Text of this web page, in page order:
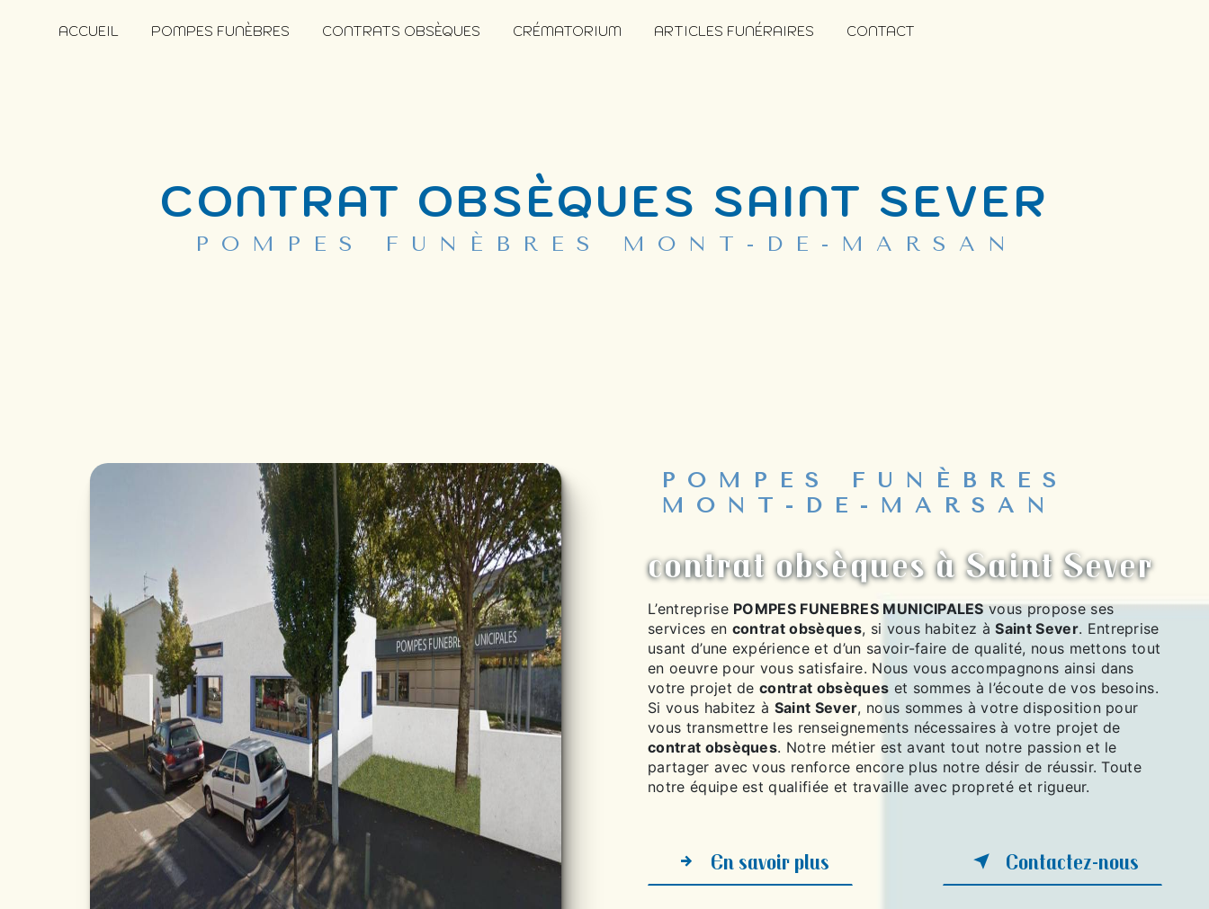
ACCUEIL POMPES FUNÈBRES CONTRATS OBSÈQUES CRÉMATORIUM ARTICLES FUNÉRAIRES CONTACT
CONTRAT OBSÈQUES SAINT SEVER
POMPES FUNÈBRES MONT-DE-MARSAN
POMPES FUNÈBRES
MONT-DE-MARSAN
contrat obsèques à Saint Sever
L’entreprise POMPES FUNEBRES MUNICIPALESvous propose ses
services en contrat obsèques, si vous habitez àSaint Sever. Entreprise
usant d’une expérience et d’un savoir-faire de qualité, nous mettons tout
en oeuvre pour vous satisfaire. Nous vous accompagnons ainsi dans
votre projet decontrat obsèques et sommes à l’écoute de vos besoins.
Si vous habitez à Saint Sever, nous sommes à votre disposition pour
vous transmettre les renseignements nécessaires à votre projet de
contrat obsèques. Notre métier est avant tout notre passion et le
partager avec vous renforce encore plus notre désir de réussir. Toute
notre équipe est qualifiée et travaille avec propreté et rigueur.
En savoir plus Contactez-nous